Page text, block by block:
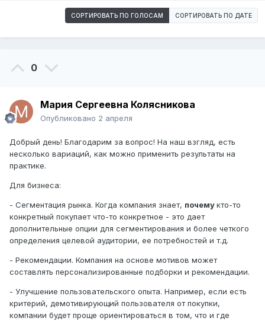
СОРТИРОВАТЬ ПО ГОЛОСАМ СОРТИРОВАТЬ ПО ДАТЕ
0
Мария Сергеевна Колясникова
Опубликовано 2 апреля
Добрый день! Благодарим за вопрос! На наш взгляд, есть
несколько вариаций, как можно применить результаты на
практике.
Для бизнеса:
- Сегментация рынка. Когда компания знает, почемукто-то
конкретный покупает что-то конкретное - это дает
дополнительные опции для сегментирования и более четкого
определения целевой аудитории, ее потребностей и т.д.
- Рекомендации. Компания на основе мотивов может
составлять персонализированные подборки и рекомендации.
- Улучшение пользовательского опыта. Например, если есть
критерий, демотивирующий пользователя от покупки,
компании будет проще ориентироваться в том, что и где